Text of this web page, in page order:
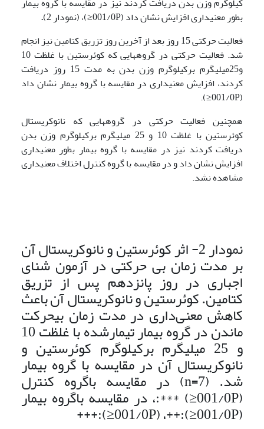
بطور معنی­داری افزایش نشان داد (001/0P≤)، (نمودار 2)
.
فعالیت حرکتی 15 روز بعد از آخرین روز تزریق کتامین نیز انجام
شد. فعالیت حرکتی در گروه­هایی که کوئرستین با غلظت 10
و25میلی­گرم برکیلوگرم وزن بدن به مدت 15 روز دریافت
کردند، افزایش معنی­داری در مقایسه با گروه بیمار نشان داد
(001/0P≤).
هم­چنین فعالیت حرکتی در گروه­هایی که نانوکریستال
کوئرستین با غلظت 10 و 25 میلی­گرم برکیلوگرم وزن بدن
دریافت کردند نیز در مقایسه با گروه بیمار بطور معنی­داری
افزایش نشان داد و در مقایسه با گروه کنترل اختلاف معنی­داری
مشاهده نشد.
نمودار 2- اثر کوئرستین و نانوکریستال آن
بر مدت زمان بی حرکتی در آزمون شنای
اجباری در روز پانزدهم پس از تزریق
کتامین. کوئرستین و نانوکریستال آن باعث
کاهش معنی‌داری در مدت زمان بی­حرکت
ماندن در گروه بیمار ‌تیمارشده با غلظت 10
و 25 میلی­گرم برکیلوگرم کوئرستین و
نانوکریستال آن در مقایسه با گروه بیمار
شد. (n=7) در مقایسه باگروه کنترل
(001/0P≤) ***:، در مقایسه باگروه بیمار
(001/0P≤):++، (001/0P≤):+++